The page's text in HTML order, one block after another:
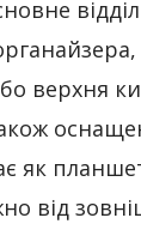
верхня
як
від